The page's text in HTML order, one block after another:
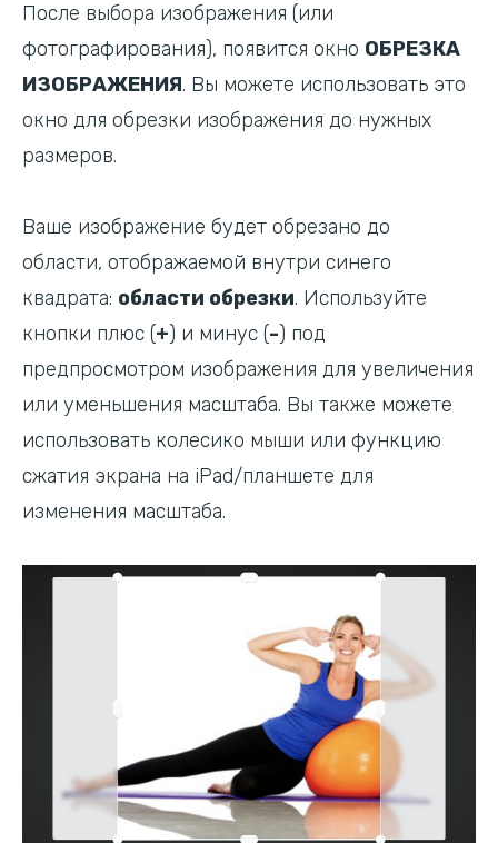
После выбора изображения (или
фотографирования), появится окно ОБРЕЗКА
ИЗОБРАЖЕНИЯ. Вы можете использовать это
окно для обрезки изображения до нужных
размеров.
Ваше изображение будет обрезано до
области, отображаемой внутри синего
квадрата: области обрезки. Используйте
кнопки плюс (+) и минус (-) под
предпросмотром изображения для увеличения
или уменьшения масштаба. Вы также можете
использовать колесико мыши или функцию
сжатия экрана на iPad/планшете для
изменения масштаба.